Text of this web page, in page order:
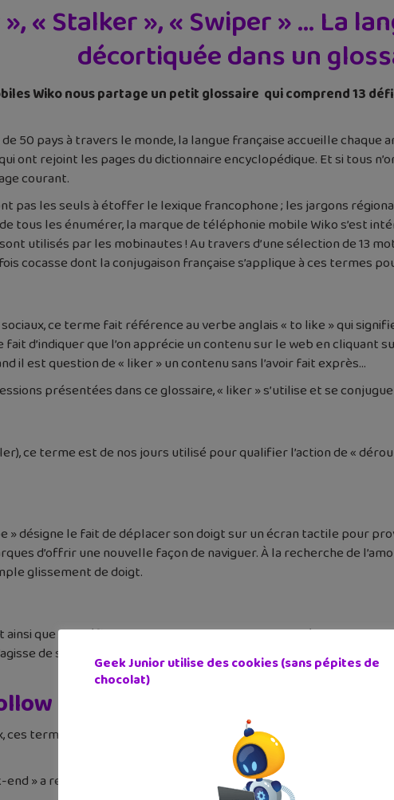
« Stalker », « Swiper » … La
décortiquée dans un
Wiko nous partage un petit glossaire qui comprend 13
50 pays à travers le monde, la langue française accueille chaque
ont rejoint les pages du dictionnaire encyclopédique. Et si tous
courant.
pas les seuls à étoffer le lexique francophone ; les jargons
tous les énumérer, la marque de téléphonie mobile Wiko s’est
utilisés par les mobinautes ! Au travers d’une sélection de 13
cocasse dont la conjugaison française s’applique à ces termes
ce terme fait référence au verbe anglais « to like » qui
fait d’indiquer que l’on apprécie un contenu sur le web en
il est question de « liker » un contenu sans l’avoir fait exprès…
présentées dans ce glossaire, « liker » s’utilise et se
ce terme est de nos jours utilisé pour qualifier l’action de «
» désigne le fait de déplacer son doigt sur un écran tactile pour
d’offrir une nouvelle façon de naviguer. À la recherche de
glissement de doigt.
ainsi que l’on définirait l’action de prendre en photo l’écran de son
de souvenirs ou de preuves, les « screens » occupent
ces termes indiquent respectivement le fait de suivre un profil sur
end » a remplacé la « fin de semaine », soutenus par la culture
Geek Junior utilise des cookies (sans pépites de
chocolat)